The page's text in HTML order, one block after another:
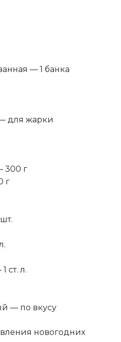
— 1 банка
для жарки
300 г
г
.
ст. л.
— по вкусу
новогодних